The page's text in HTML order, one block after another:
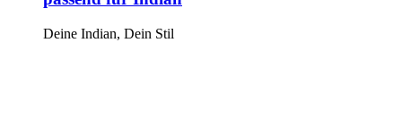
Deine Indian, Dein Stil